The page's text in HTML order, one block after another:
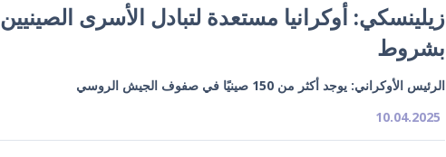
زيلينسكي: أوكرانيا مستعدة لتبادل الأسرى الصينيين
بشروط
الرئيس الأوكراني: يوجد أكثر من 150 صينيًا في صفوف الجيش الروسي
10.04.2025